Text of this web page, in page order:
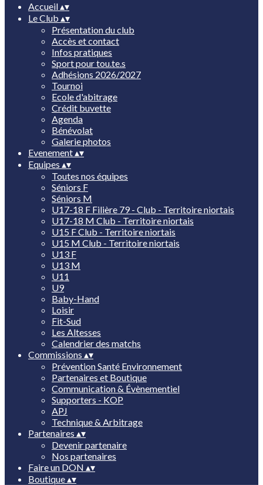
Accueil▴▾
Le Club ▴▾
Présentation du club
Accès et contact
Infos pratiques
Sport pour tou.te.s
Adhésions 2026/2027
Tournoi
Ecole d'abitrage
Crédit buvette
Agenda
Bénévolat
Galerie photos
Evenement▴▾
Equipes ▴▾
Toutes nos équipes
Séniors F
Séniors M
U17-18 F Filière 79 - Club - Territoire niortais
U17-18 M Club - Territoire niortais
U15 F Club - Territoire niortais
U15 M Club - Territoire niortais
U13 F
U13 M
U11
U9
Baby-Hand
Loisir
Fit-Sud
Les Altesses
Calendrier des matchs
Commissions ▴▾
Prévention Santé Environnement
Partenaires et Boutique
Communication & Évènementiel
Supporters - KOP
APJ
Technique & Arbitrage
Partenaires ▴▾
Devenir partenaire
Nos partenaires
Faire un DON ▴▾
Boutique▴▾